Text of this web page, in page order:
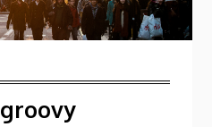
groovy